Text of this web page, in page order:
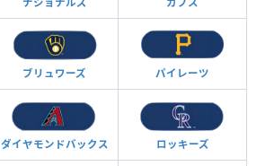
ブリュワーズ パイレーツ
ダイヤモンドバックス ロッキーズ